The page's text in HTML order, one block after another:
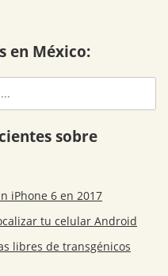
en México:
sobre
iPhone 6 en 2017
tu celular Android
libres de transgénicos